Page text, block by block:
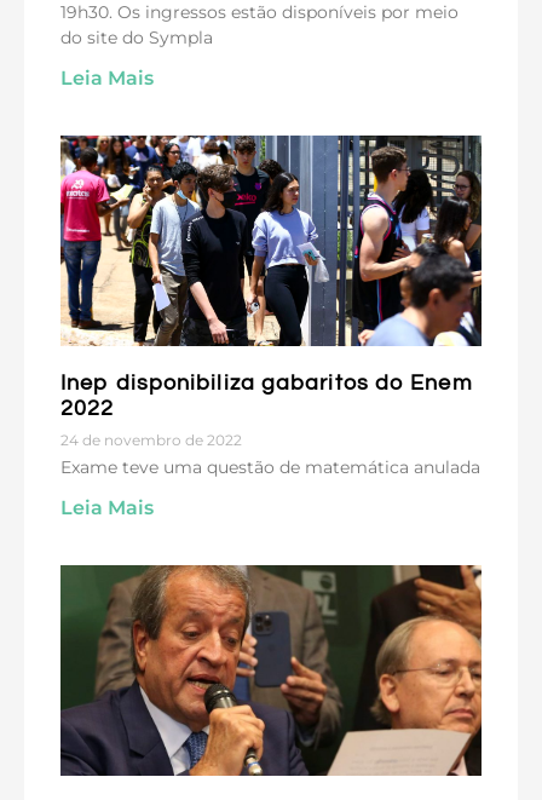
19h30. Os ingressos estão disponíveis por meio
do site do Sympla
Leia Mais
Inep disponibiliza gabaritos do Enem
2022
24 de novembro de 2022
Exame teve uma questão de matemática anulada
Leia Mais